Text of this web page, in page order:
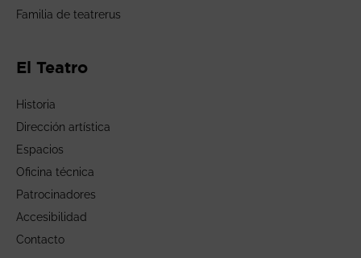
Familia de teatrerus
El Teatro
Historia
Dirección artística
Espacios
Oficina técnica
Patrocinadores
Accesibilidad
Contacto